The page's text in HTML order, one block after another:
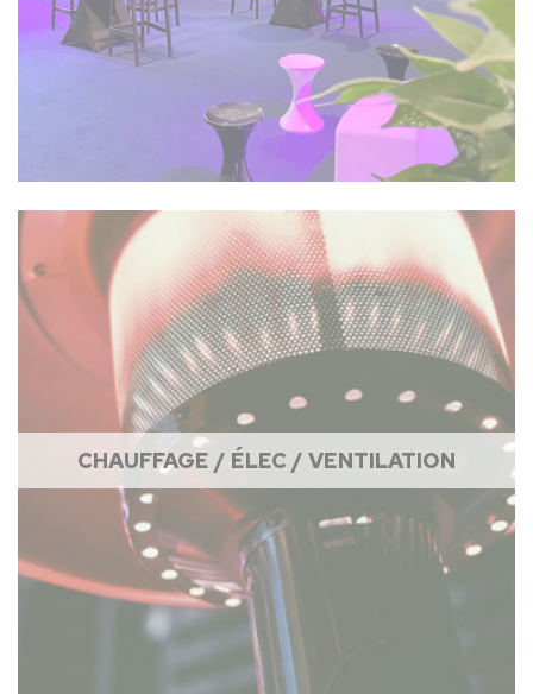
CHAUFFAGE / ÉLEC / VENTILATION